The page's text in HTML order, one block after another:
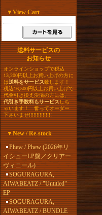
▼View Cart
送料サービスの
お知らせ
オンラインショップで税込
13,200円以上お買い上げの方に
は送料をサービス致します！
税込16,500円以上お買い上げで
代金引き換え決済の方には、
代引き手数料もサービスしち
ゃいます！ 奮ってオーダー
下さいませ!!!!!!!!!!!!!!!
▼New / Re-stock
Phew / Phew (2026年リ
イシューLP盤／クリアー
ヴィニール)
SOGURAGURA,
AIWABEATZ / "Untitled"
EP
SOGURAGURA,
AIWABEATZ / BUNDLE